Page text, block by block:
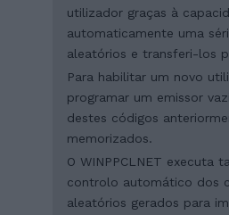
utilizador graças à
automaticamente uma
aleatórios e transferi-los
Para habilitar um novo
programar um emissor
destes códigos
memorizados.
O WINPPCLNET executa
controlo automático dos
aleatórios gerados para